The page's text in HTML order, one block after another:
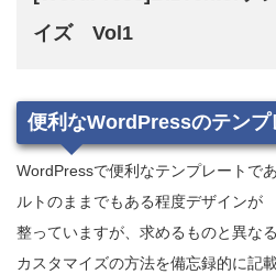
イズ Vol1
便利なWordPressのテン
WordPressで便利なテンプレートで
ルトのままでもある程度デザインが
整っていますが、求めるものと異な
カスタマイズの方法を備忘録的に記載